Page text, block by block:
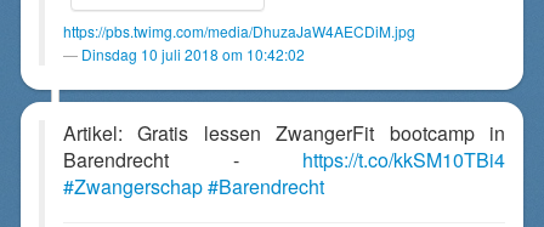
https://pbs.twimg.com/media/DhuzaJaW4AECDiM.jpg
Dinsdag 10 juli 2018 om 10:42:02
Artikel: Gratis lessen ZwangerFit bootcamp in
Barendrecht - https://t.co/kkSM10TBi4
#Zwangerschap#Barendrecht